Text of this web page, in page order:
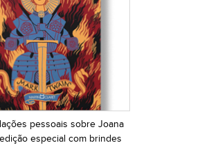
pessoais sobre Joana
especial com brindes